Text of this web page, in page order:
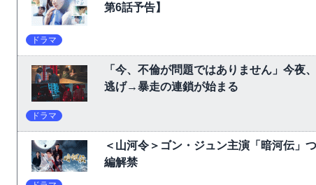
第6話予告】
ドラマ
「今、不倫が問題ではありません」今
逃げ→暴走の連鎖が始まる
ドラマ
＜山河令＞ゴン・ジュン主演「暗河伝」
編解禁